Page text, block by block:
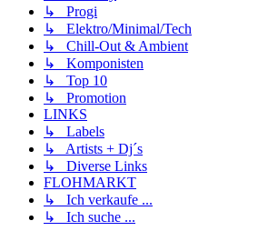
↳ Progi
↳ Elektro/Minimal/Tech
↳ Chill-Out & Ambient
↳ Komponisten
↳ Top 10
↳ Promotion
LINKS
↳ Labels
↳ Artists + Dj´s
↳ Diverse Links
FLOHMARKT
↳ Ich verkaufe ...
↳ Ich suche ...